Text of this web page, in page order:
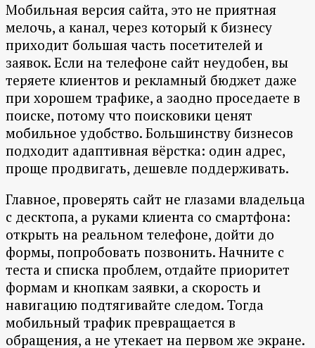
Мобильная версия сайта, это не приятная
мелочь, а канал, через который к бизнесу
приходит большая часть посетителей и
заявок. Если на телефоне сайт неудобен, вы
теряете клиентов и рекламный бюджет даже
при хорошем трафике, а заодно проседаете в
поиске, потому что поисковики ценят
мобильное удобство. Большинству бизнесов
подходит адаптивная вёрстка: один адрес,
проще продвигать, дешевле поддерживать.
Главное, проверять сайт не глазами владельца
с десктопа, а руками клиента со смартфона:
открыть на реальном телефоне, дойти до
формы, попробовать позвонить. Начните с
теста и списка проблем, отдайте приоритет
формам и кнопкам заявки, а скорость и
навигацию подтягивайте следом. Тогда
мобильный трафик превращается в
обращения, а не утекает на первом же экране.